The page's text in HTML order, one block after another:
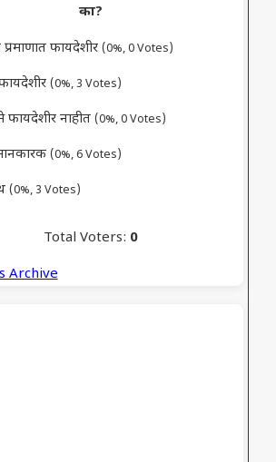
का?
प्रमाणात फायदेशीर (0%, 0 Votes)
(0%, 3 Votes)
फायदेशीर नाहीत (0%, 0 Votes)
(0%, 6 Votes)
(0%, 3 Votes)
Total Voters: 0
Archive